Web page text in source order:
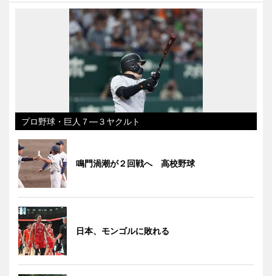
プロ野球・巨人７―３ヤクルト
鳴門渦潮が２回戦へ 高校野球
日本、モンゴルに敗れる